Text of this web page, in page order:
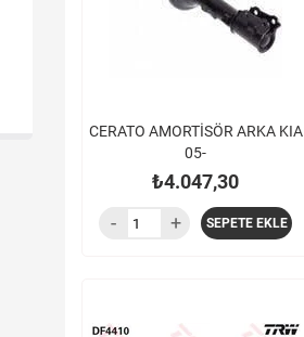
CERATO AMORTİSÖR ARKA KIA
05-
₺4.047,30
SEPETE EKLE